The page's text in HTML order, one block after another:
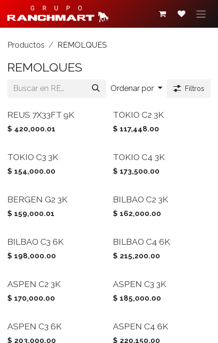
Ir al contenido
Productos REMOLQUES
REMOLQUES
Ordenar por Filtros
REUS 7X33FT 9K
$ 420,000.01
TOKIO C2 3K
$ 117,448.00
TOKIO C3 3K
$ 154,000.00
TOKIO C4 3K
$ 173,500.00
BERGEN G2 3K
$ 159,000.01
BILBAO C2 3K
$ 162,000.00
BILBAO C3 6K
$ 198,000.00
BILBAO C4 6K
$ 215,200.00
ASPEN C2 3K
$ 170,000.00
ASPEN C3 3K
$ 185,000.00
ASPEN C3 6K
$ 203,000.00
ASPEN C4 6K
$ 220,150.00